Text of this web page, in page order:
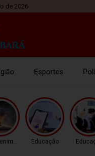
de 2026
Esportes
Educação